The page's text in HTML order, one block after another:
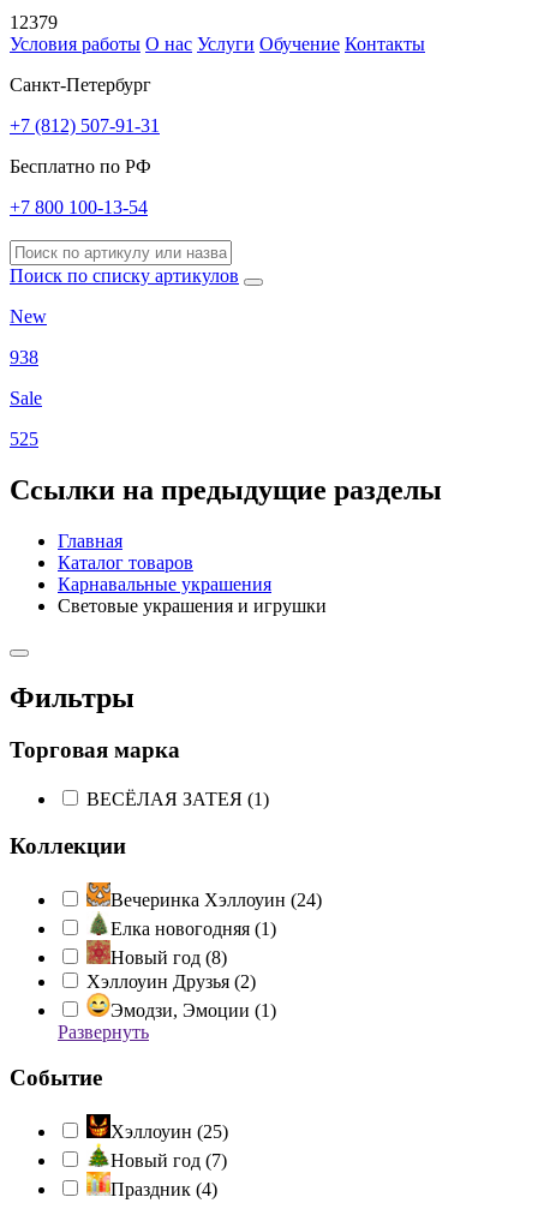
12379
Условия работы О нас Услуги Обучение Контакты
Санкт-Петербург
+7 (812) 507-91-31
Бесплатно по РФ
+7 800 100-13-54
Поиск по списку артикулов
New
938
Sale
525
Ссылки на предыдущие разделы
Главная
Каталог товаров
Карнавальные украшения
Световые украшения и игрушки
Фильтры
Торговая марка
ВЕСЁЛАЯ ЗАТЕЯ (1)
Коллекции
Вечеринка Хэллоуин (24)
Елка новогодняя (1)
Новый год (8)
Хэллоуин Друзья (2)
Эмодзи, Эмоции (1)
Развернуть
Событие
Хэллоуин (25)
Новый год (7)
Праздник (4)